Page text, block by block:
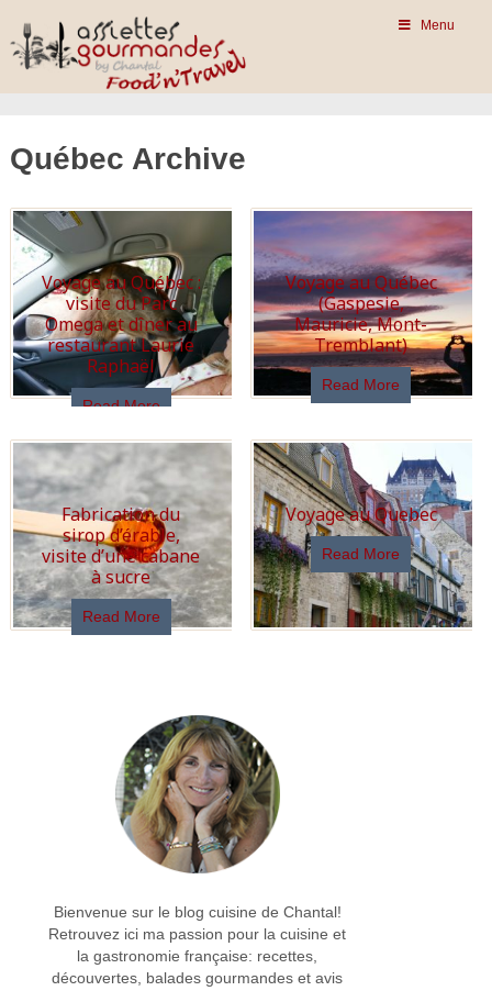
Menu
Québec Archive
Voyage au Québec :
visite du Parc
Omega et dîner au
restaurant Laurie
Raphaël
Read More
Voyage au Québec
(Gaspesie,
Mauricie, Mont-
Tremblant)
Read More
Fabrication du
sirop d’érable,
visite d’une cabane
à sucre
Read More
Voyage au Quebec
Read More
Bienvenue sur le blog cuisine de Chantal!
Retrouvez ici ma passion pour la cuisine et
la gastronomie française: recettes,
découvertes, balades gourmandes et avis